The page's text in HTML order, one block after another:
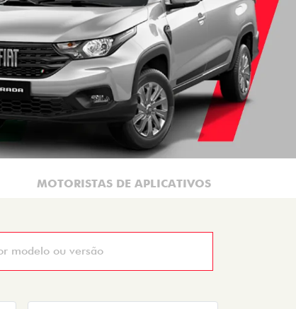
MOTORISTAS DE APLICATIVOS